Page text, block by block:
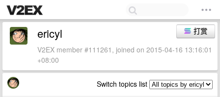
打赏
ericyl
V2EX member #111261, joined on 2015-04-16 13:16:01
+08:00
Switch topics list